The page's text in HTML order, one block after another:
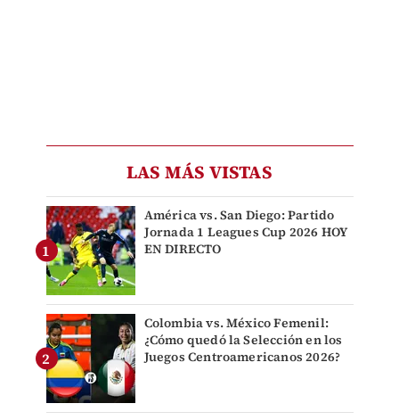
LAS MÁS VISTAS
América vs. San Diego: Partido
Jornada 1 Leagues Cup 2026 HOY
EN DIRECTO
Colombia vs. México Femenil:
¿Cómo quedó la Selección en los
Juegos Centroamericanos 2026?